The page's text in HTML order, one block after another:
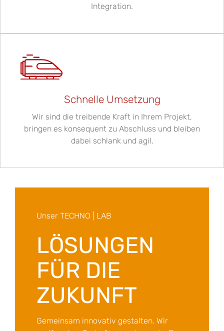
Integration.
Schnelle Umsetzung
Wir sind die treibende Kraft in Ihrem Projekt,
bringen es konsequent zu Abschluss und bleiben
dabei schlank und agil.
Unser TECHNO | LAB
LÖSUNGEN
FÜR DIE
ZUKUNFT
Gemeinsam innovativ gestalten. Wir